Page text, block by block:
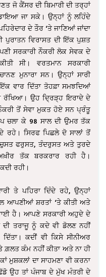
ਜੋ ਕੈਂਸਰ ਦੀ ਬਿਮਾਰੀ ਦੀ ਤਰ੍ਹਾਂ
ਜਾ ਸਕੇ। ਉਨ੍ਹਾਂ ਨੂੰ ਲਹਿੰਦੇ
ਦੇ ਤੌਰ ‘ਤੇ ਜਾਣਿਆਂ ਜਾਂਦਾ
ਪੁਰਾਤਨ ਵਿਰਾਸਤ ਦੀ ਇੱਕ ਪੁਸ਼ਤ
ਸਰਕਾਰੀ ਨੌਕਰੀ ਲੋਕ ਸੇਵਕ ਦੇ
ਸੀ। ਵਰਤਮਾਨ ਸਰਕਾਰੀ
ਮੁਨਾਰਾ ਸਨ। ਉਨ੍ਹਾਂ ਸਾਰੀ
ਵਾਰ ਦਿੱਤਾ ਤੋਹਫ਼ਾ ਸਮਝਦਿਆਂ
ਰੱਖਿਆ। ਉਹ ਦ੍ਰਿੜ੍ਹ ਇਰਾਦੇ ਦੇ
ਤੋਂ ਸੇਵਾ ਮੁਕਤ ਹੋਏ ਸਨ ਪ੍ਰੰਤੂ
ਚਲਾ ਕੇ 98 ਸਾਲ ਦੀ ਉਮਰ ਤੱਕ
ਸਿਰਫ ਪਿਛਲੇ ਦੋ ਸਾਲਾਂ ਤੋਂ
ਫਰੁਸਤ, ਤੰਦਰੁਸਤ ਅਤੇ ਤੁਰਦੇ
ਤੱਕ ਬਰਕਰਾਰ ਰਹੀ ਹੈ।
ਰਹੀ।
ਤੇ ਪਹਿਰਾ ਦਿੰਦੇ ਰਹੇ, ਉਨ੍ਹਾਂ
ਆਪਣੀਆਂ ਸ਼ਰਤਾਂ ‘ਤੇ ਕੀਤੀ ਅਤੇ
ਹੈ। ਆਪਣੇ ਸਰਕਾਰੀ ਅਹੁਦੇ ਦੇ
ਦੀ ਤਰਾਜੂ ਨੂੰ ਕਦੇ ਵੀ ਡੋਲਣ ਨਹੀਂ
ਕਦੀਂ ਵੀ ਕਿਸੇ ਸੀਨੀਅਰ
ਗ਼ਲਤ ਕੰਮ ਨਹੀਂ ਕੀਤਾ ਅਤੇ ਨਾ ਹੀ
ਦਾ ਸਾਹਮਣਾ ਵੀ ਕਰਨਾ
ਉਹ ਤਾਂ ਪੰਜਾਬ ਦੇ ਮੁੱਖ ਮੰਤਰੀ ਦੇ